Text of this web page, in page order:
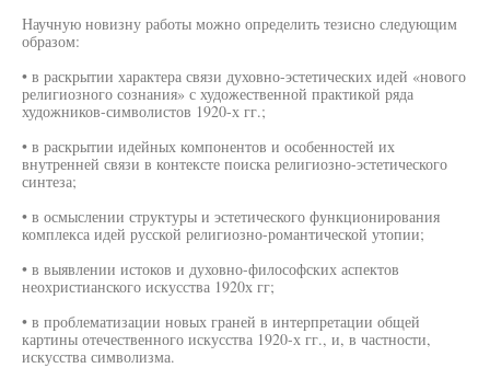
Научную новизну работы можно определить тезисно следующим
образом:
• в раскрытии характера связи духовно-эстетических идей «нового
религиозного сознания» с художественной практикой ряда
художников-символистов 1920-х гг.;
• в раскрытии идейных компонентов и особенностей их
внутренней связи в контексте поиска религиозно-эстетического
синтеза;
• в осмыслении структуры и эстетического функционирования
комплекса идей русской религиозно-романтической утопии;
• в выявлении истоков и духовно-философских аспектов
неохристианского искусства 1920х гг;
• в проблематизации новых граней в интерпретации общей
картины отечественного искусства 1920-х гг., и, в частности,
искусства символизма.